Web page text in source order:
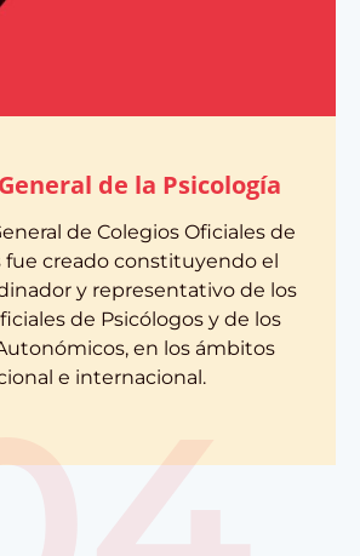
de la Psicología
de Colegios Oficiales de
fue creado constituyendo el
y representativo de los
de Psicólogos y de los
en los ámbitos
e internacional.